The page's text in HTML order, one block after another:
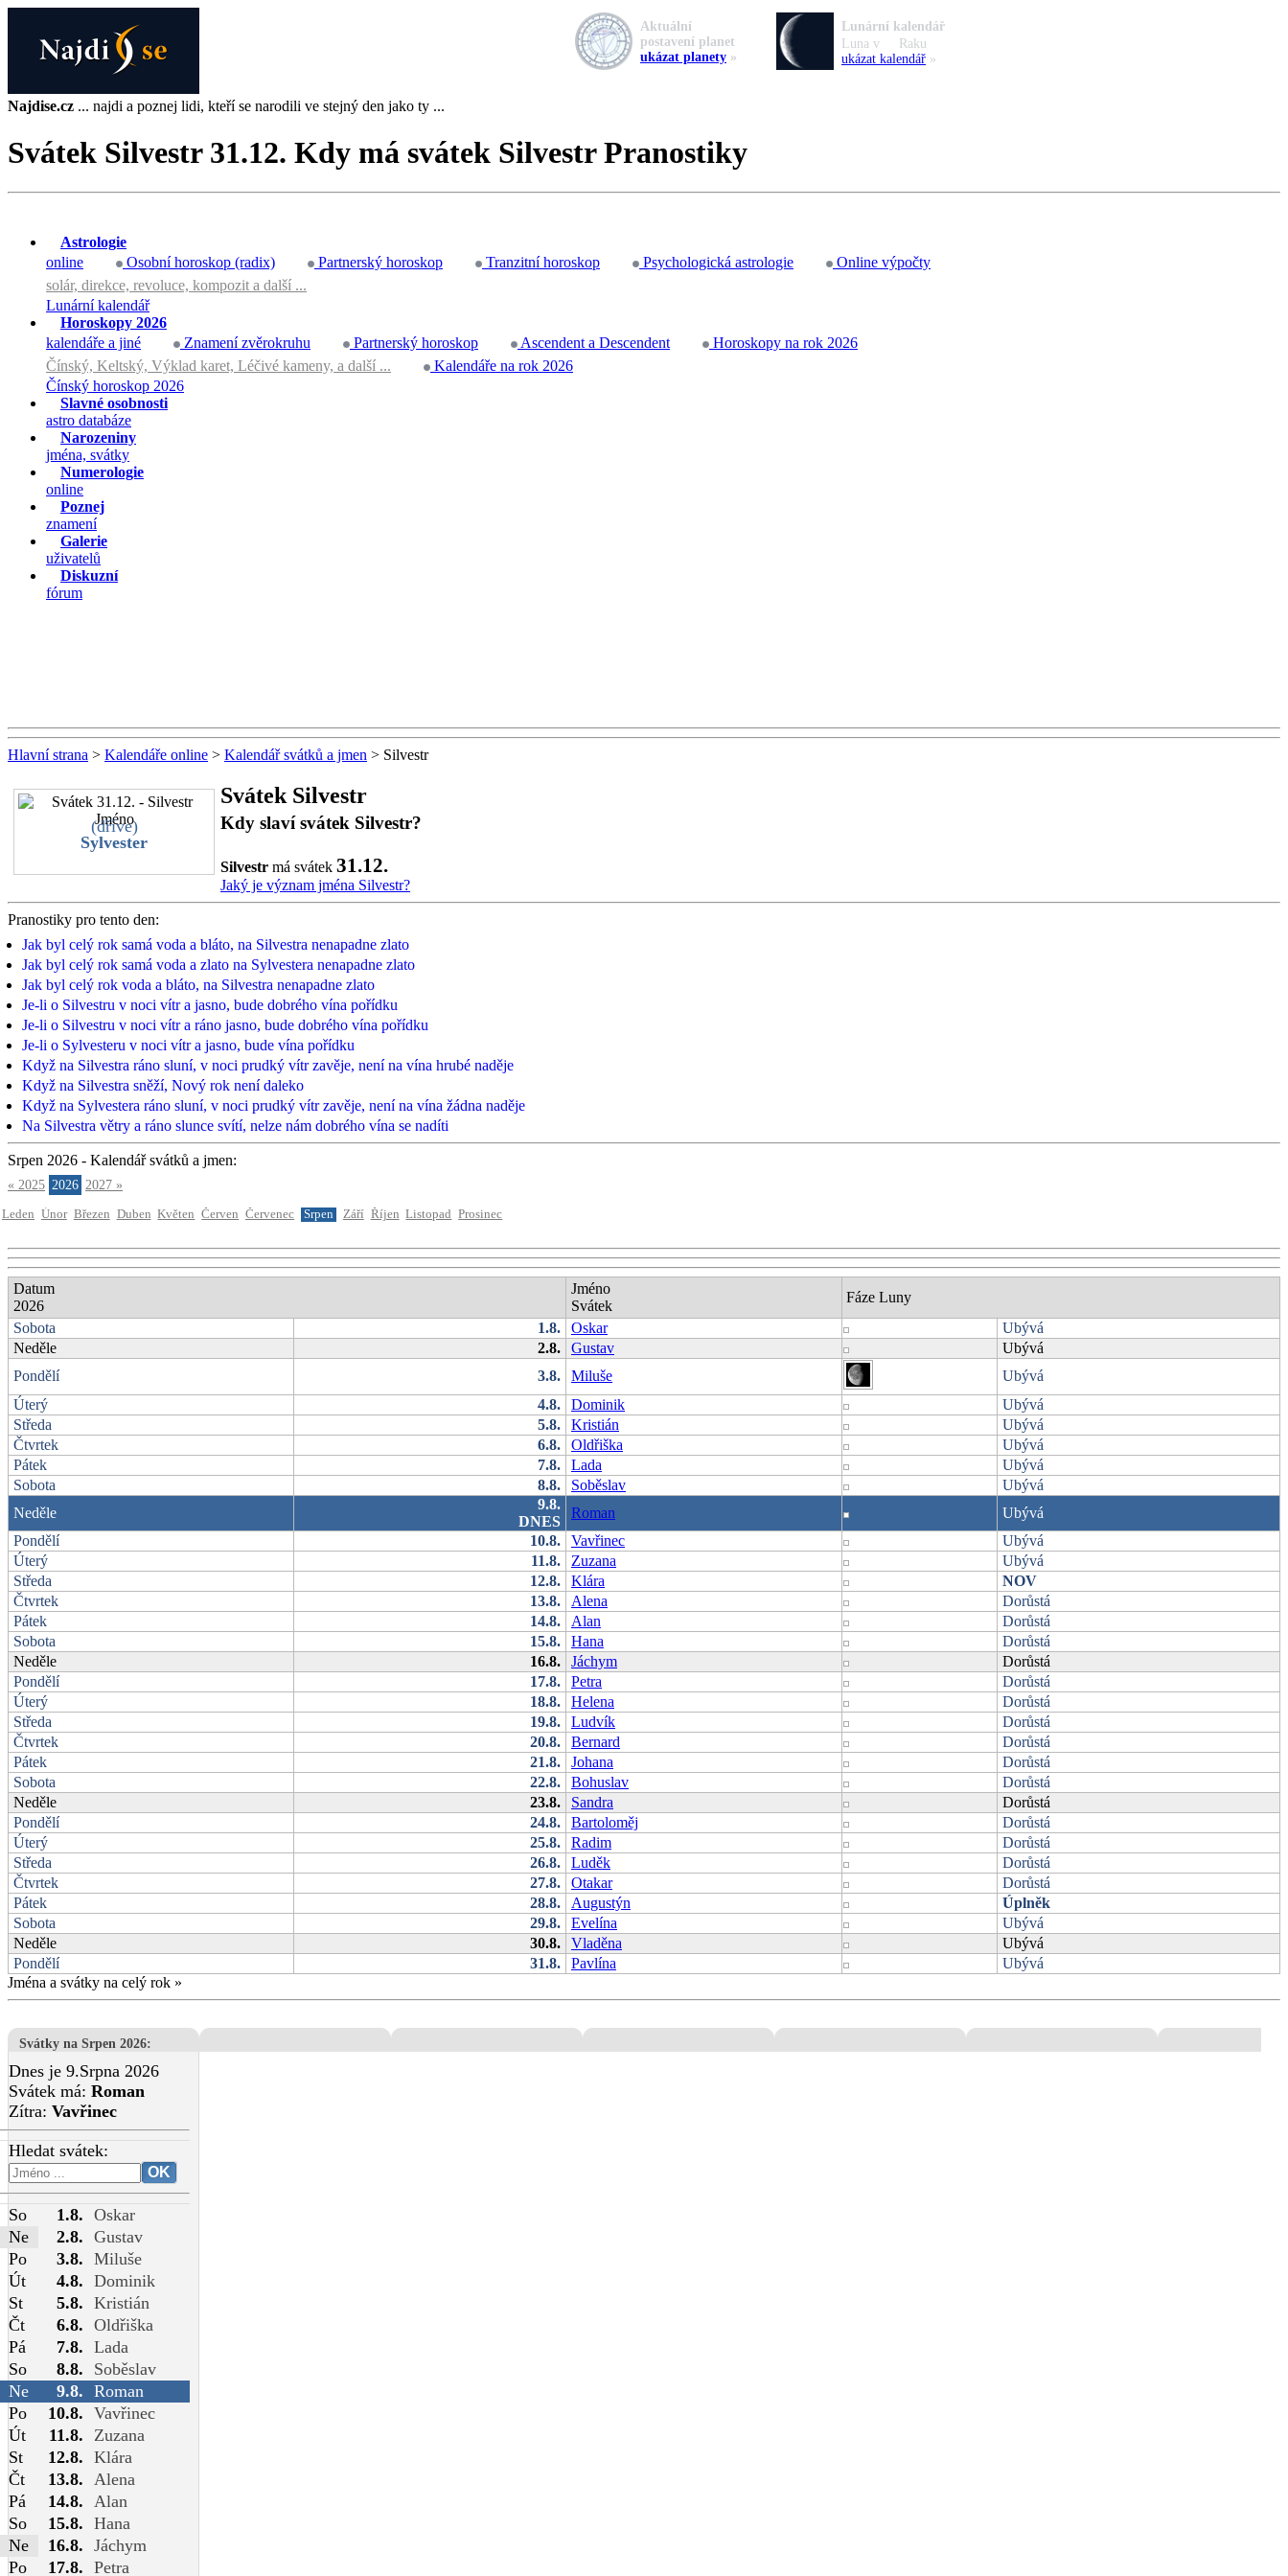
Najdise.cz ... najdi a poznej lidi, kteří se narodili ve stejný den jako ty ...
Svátek Silvestr 31.12. Kdy má svátek Silvestr Pranostiky
Astrologie
online
Osobní horoskop (radix) Partnerský horoskop Tranzitní horoskop Psychologická astrologie
Online výpočty
solár, direkce, revoluce, kompozit a další ...
Lunární kalendář
Horoskopy 2026
kalendáře a jiné
Znamení zvěrokruhu Partnerský horoskop Ascendent a Descendent
Horoskopy na rok 2026
Čínský, Keltský, Výklad karet, Léčivé kameny, a další ...
Kalendáře na rok 2026
Čínský horoskop 2026
Slavné osobnosti
astro databáze
Narozeniny
jména, svátky
Numerologie
online
Poznej
znamení
Galerie
uživatelů
Diskuzní
fórum
Hlavní strana > Kalendáře online > Kalendář svátků a jmen > Silvestr
(dříve)
Sylvester
Svátek Silvestr
Kdy slaví svátek Silvestr?
Silvestr má svátek 31.12.
Jaký je význam jména Silvestr?
Pranostiky pro tento den:
Jak byl celý rok samá voda a bláto, na Silvestra nenapadne zlato
Jak byl celý rok samá voda a zlato na Sylvestera nenapadne zlato
Jak byl celý rok voda a bláto, na Silvestra nenapadne zlato
Je-li o Silvestru v noci vítr a jasno, bude dobrého vína pořídku
Je-li o Silvestru v noci vítr a ráno jasno, bude dobrého vína pořídku
Je-li o Sylvesteru v noci vítr a jasno, bude vína pořídku
Když na Silvestra ráno sluní, v noci prudký vítr zavěje, není na vína hrubé naděje
Když na Silvestra sněží, Nový rok není daleko
Když na Sylvestera ráno sluní, v noci prudký vítr zavěje, není na vína žádna naděje
Na Silvestra větry a ráno slunce svítí, nelze nám dobrého vína se nadíti
Srpen 2026 - Kalendář svátků a jmen:
« 2025 2026 2027 »
Leden Únor Březen Duben Květen Červen Červenec Srpen Září Říjen Listopad Prosinec
Datum
2026
Jméno
Svátek
Fáze Luny
Sobota
1.8. Oskar
Ubývá
Neděle
2.8. Gustav
Ubývá
Pondělí
3.8. Miluše
Ubývá
Úterý
4.8. Dominik
Ubývá
Středa
5.8. Kristián
Ubývá
Čtvrtek
6.8. Oldřiška
Ubývá
Pátek
7.8. Lada
Ubývá
Sobota
8.8. Soběslav
Ubývá
Neděle
9.8.
DNES
Roman
Ubývá
Pondělí
10.8. Vavřinec
Ubývá
Úterý
11.8. Zuzana
Ubývá
Středa
12.8. Klára
NOV
Čtvrtek
13.8. Alena
Dorůstá
Pátek
14.8. Alan
Dorůstá
Sobota
15.8. Hana
Dorůstá
Neděle
16.8. Jáchym
Dorůstá
Pondělí
17.8. Petra
Dorůstá
Úterý
18.8. Helena
Dorůstá
Středa
19.8. Ludvík
Dorůstá
Čtvrtek
20.8. Bernard
Dorůstá
Pátek
21.8. Johana
Dorůstá
Sobota
22.8. Bohuslav
Dorůstá
Neděle
23.8. Sandra
Dorůstá
Pondělí
24.8. Bartoloměj
Dorůstá
Úterý
25.8. Radim
Dorůstá
Středa
26.8. Luděk
Dorůstá
Čtvrtek
27.8. Otakar
Dorůstá
Pátek
28.8. Augustýn
Úplněk
Sobota
29.8. Evelína
Ubývá
Neděle
30.8. Vladěna
Ubývá
Pondělí
31.8. Pavlína
Ubývá
Jména a svátky na celý rok »
Svátky na Srpen 2026:
Dnes je 9.Srpna 2026
Svátek má: Roman
Zítra: Vavřinec
Hledat svátek:
So 1.8. Oskar
Ne
2.8. Gustav
Po
3.8. Miluše
Út
4.8. Dominik
St
5.8. Kristián
Čt
6.8. Oldřiška
Pá
7.8. Lada
So
8.8.
Soběslav
Ne
9.8. Roman
Po
10.8. Vavřinec
Út
11.8.
Zuzana
St
12.8. Klára
Čt
13.8.
Alena
Pá
14.8.
Alan
So
15.8. Hana
Ne
16.8. Jáchym
Po
17.8. Petra
Aktuální
postavení planet
ukázat planety »
Lunární kalendář
Luna v
Raku
ukázat kalendář »